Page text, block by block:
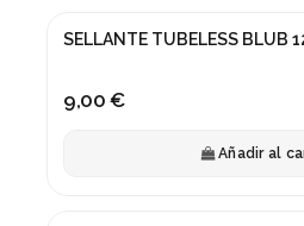
SELLANTE TUBELESS BLUB
9,00 €
Añadir al